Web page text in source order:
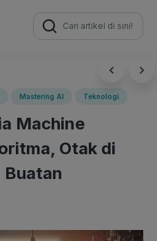
Search
for:
Mastering AI Teknologi
Machine
Otak di
Buatan